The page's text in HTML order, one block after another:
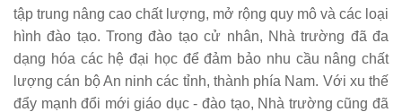
tập trung nâng cao chất lượng, mở rộng quy mô và các loại
hình đào tạo. Trong đào tạo cử nhân, Nhà trường đã đa
dạng hóa các hệ đại học để đảm bảo nhu cầu nâng chất
lượng cán bộ An ninh các tỉnh, thành phía Nam. Với xu thế
đẩy mạnh đổi mới giáo dục - đào tạo, Nhà trường cũng đã